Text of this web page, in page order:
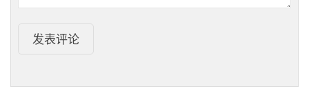
发表评论